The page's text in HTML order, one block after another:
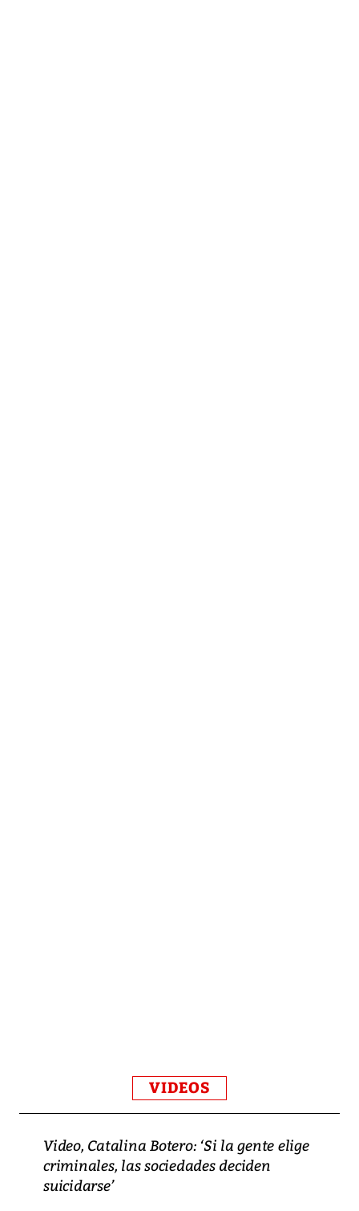
VIDEOS
Video, Catalina Botero: ‘Si la gente elige
criminales, las sociedades deciden
suicidarse’